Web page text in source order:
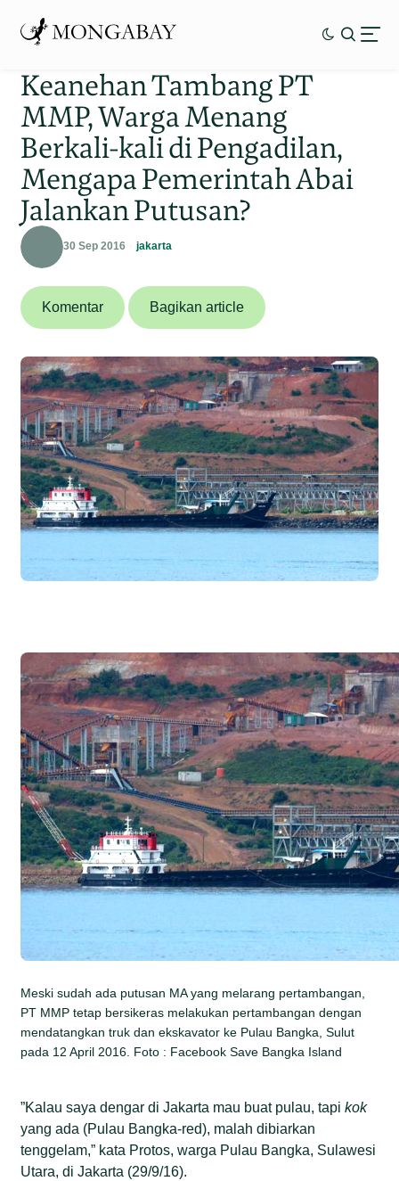
Keanehan Tambang PT
MMP, Warga Menang
Berkali-kali di Pengadilan,
Mengapa Pemerintah Abai
Jalankan Putusan?
30 Sep 2016 jakarta
Komentar Bagikan article
Meski sudah ada putusan MA yang melarang pertambangan,
PT MMP tetap bersikeras melakukan pertambangan dengan
mendatangkan truk dan ekskavator ke Pulau Bangka, Sulut
pada 12 April 2016. Foto : Facebook Save Bangka Island
”Kalau saya dengar di Jakarta mau buat pulau, tapikok
yang ada (Pulau Bangka-red), malah dibiarkan
tenggelam,” kata Protos, warga Pulau Bangka, Sulawesi
Utara, di Jakarta (29/9/16).